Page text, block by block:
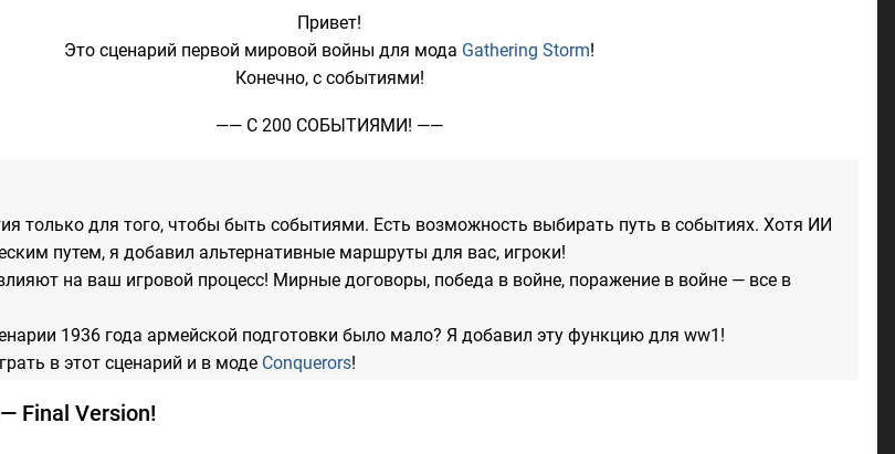
Привет!
Это сценарий первой мировой войны для мода Gathering Storm!
Конечно, с событиями!
—— С 200 СОБЫТИЯМИ! ——
только для того, чтобы быть событиями. Есть возможность выбирать путь в событиях. Хотя ИИ
путем, я добавил альтернативные маршруты для вас, игроки!
на ваш игровой процесс! Мирные договоры, победа в войне, поражение в войне — все в
1936 года армейской подготовки было мало? Я добавил эту функцию для ww1!
в этот сценарий и в моде Conquerors!
Final Version!